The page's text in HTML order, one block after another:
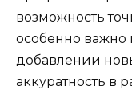
возможность
особенно
добавлении
аккуратность в